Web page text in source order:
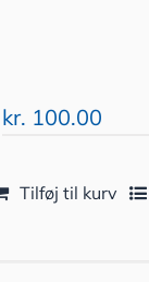
kr. 100.00
Tilføj til kurv